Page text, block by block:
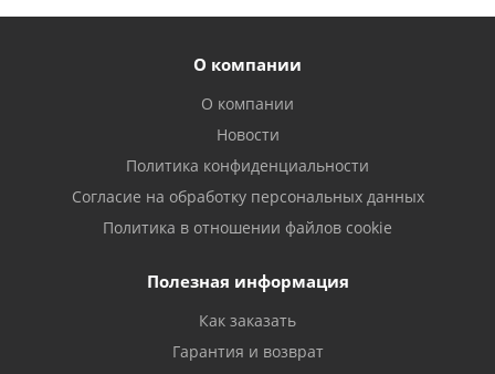
О компании
О компании
Новости
Политика конфиденциальности
Согласие на обработку персональных данных
Политика в отношении файлов cookie
Полезная информация
Как заказать
Гарантия и возврат